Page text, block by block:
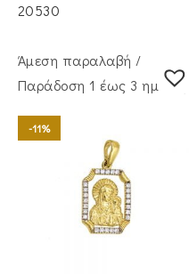
20530
Άμεση παραλαβή /
Παράδoση 1 έως 3 ημέρες
-11%